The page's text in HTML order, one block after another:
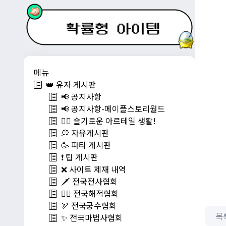
메뉴
👑 유저 게시판
📢 공지사항
📢 공지사항-메이플스토리월드
💁‍♂ 슬기로운 아르테일 생활!
💭 자유게시판
🥳 파티 게시판
❗️ 팁 게시판
❌ 사이트 제재 내역
🗡️ 전국전사협회
🏴‍☠️ 전국해적협회
🏹 전국궁수협회
✨ 전국마법사협회
목